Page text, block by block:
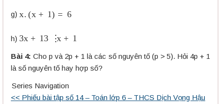
g) x =6
h) 3 13 ⋮ x
Bài 4: Cho p và 2p + 1 là các số nguyên tố (p > 5). Hỏi 4p + 1
là số nguyên tố hay hợp số?
Series Navigation
<< Phiếu bài tập số 14 – Toán lớp 6 – THCS Dịch Vọng Hậu